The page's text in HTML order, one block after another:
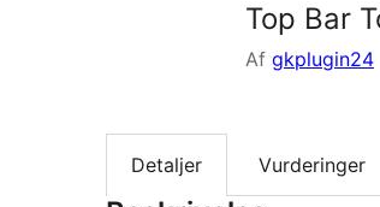
Top Bar
Af gkplugin24
Detaljer Vurderinger